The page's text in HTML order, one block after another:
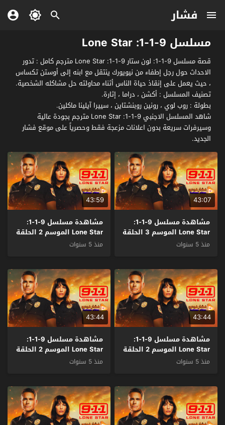
فشار
مسلسل 9-1-1: Lone Star
قصة مسلسل 9-1-1: لون ستار 9-1-1: Lone Star مترجم كامل : تدور
الاحداث حول رجل إطفاء من نيويورك ينتقل مع ابنه إلى أوستن تكساس
، حيث يعمل على إنقاذ حياة الناس أثناء محاولته حل مشاكله الشخصية.
تصنيف المسلسل : أكشن ، دراما ، إثارة.
بطولة : روب لوي ، رونين روبنشتاين ، سييرا آيلينا ماكلين.
شاهد المسلسل الاجنبي 9-1-1: Lone Star مترجم بجودة عالية
وسيرفرات سريعة بدون اعلانات مزعجة فقط وحصرياً على موقع فشار
الجديد.
43:07
مشاهدة مسلسل 9-1-1:
Lone Star الموسم 3 الحلقة
1 مترجم
منذ 5 سنوات
43:59
مشاهدة مسلسل 9-1-1:
Lone Star الموسم 2 الحلقة
14 والاخيرة مترجم
منذ 5 سنوات
43:44
مشاهدة مسلسل 9-1-1:
Lone Star الموسم 2 الحلقة
13 مترجم
منذ 5 سنوات
43:44
مشاهدة مسلسل 9-1-1:
Lone Star الموسم 2 الحلقة
12 مترجم
منذ 5 سنوات